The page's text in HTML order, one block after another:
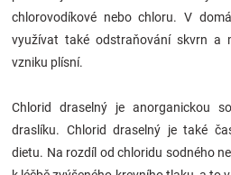
chlorovodíkové nebo chloru. V
využívat také odstraňování skvrn a
vzniku plísní.
Chlorid draselný je anorganickou
draslíku. Chlorid draselný je také
dietu. Na rozdíl od chloridu sodného